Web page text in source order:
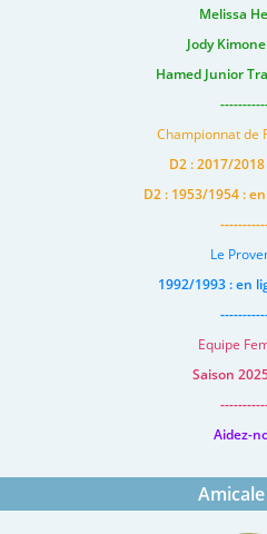
Melissa
Jody
Hamed Junior
Championnat de
D2 : 2017/
D2 : 1953/1954 :
Le
1992/1993 : en
Equipe
Saison
Aidez-